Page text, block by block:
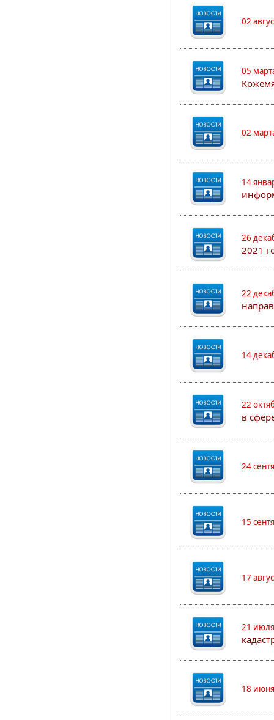
02
05
02
14
26
2021
22
14
22
в
24
15
17
21
18